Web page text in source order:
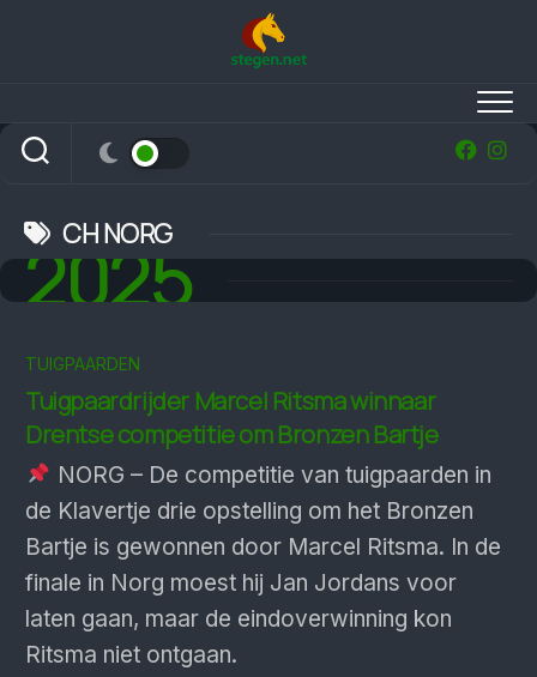
CH NORG
2025
TUIGPAARDEN
Tuigpaardrijder Marcel Ritsma winnaar
Drentse competitie om Bronzen Bartje
NORG – De competitie van tuigpaarden in
de Klavertje drie opstelling om het Bronzen
Bartje is gewonnen door Marcel Ritsma. In de
finale in Norg moest hij Jan Jordans voor
laten gaan, maar de eindoverwinning kon
Ritsma niet ontgaan.